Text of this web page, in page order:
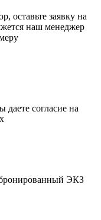
оставьте заявку на
наш менеджер
согласие на
ЭКЗ